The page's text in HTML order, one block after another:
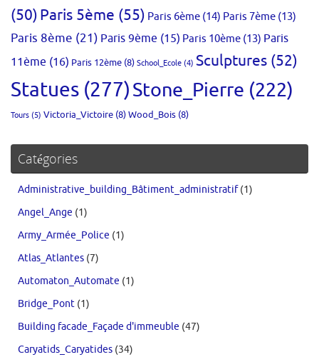
(50)Paris 5ème (55) Paris 6ème (14) Paris 7ème (13)
Paris 8ème (21) Paris 9ème (15) Paris 10ème (13) Paris
11ème (16) Paris 12ème (8) School_Ecole (4) Sculptures (52)
Statues (277)Stone_Pierre (222)
Tours (5) Victoria_Victoire (8)Wood_Bois (8)
Catégories
Administrative_building_Bâtiment_administratif(1)
Angel_Ange (1)
Army_Armée_Police (1)
Atlas_Atlantes (7)
Automaton_Automate (1)
Bridge_Pont (1)
Building facade_Façade d'immeuble (47)
Caryatids_Caryatides (34)